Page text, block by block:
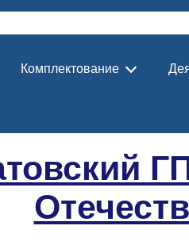
Комплектование